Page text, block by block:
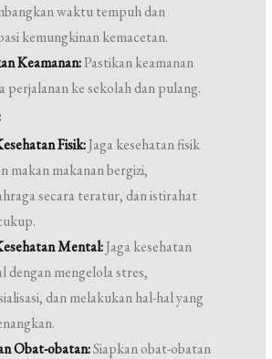
waktu tempuh dan
kemungkinan kemacetan.
Keamanan:Pastikan keamanan
perjalanan ke sekolah dan pulang.
Fisik:Jaga kesehatan fisik
makan makanan bergizi,
secara teratur, dan istirahat
Mental:Jaga kesehatan
dengan mengelola stres,
dan melakukan hal-hal yang
Obat-obatan:Siapkan obat-obatan